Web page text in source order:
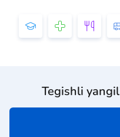
Tegishli